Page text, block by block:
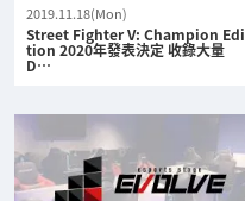
2019.11.18(Mon)
Street Fighter V: Champion Edi
tion 2020年發表決定 收錄大量
D…